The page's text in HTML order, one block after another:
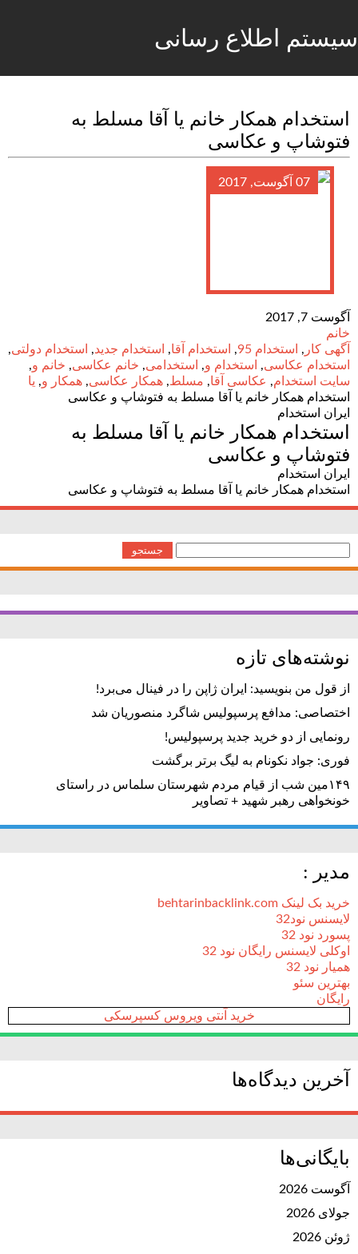
سیستم اطلاع رسانی
استخدام همکار خانم یا آقا مسلط به
فتوشاپ و عکاسی
07 آگوست, 2017
آگوست 7, 2017
خانم
آگهی کار , استخدام 95 , استخدام آقا, استخدام جدید, استخدام دولتی,
استخدام عکاسی, استخدام و, استخدامی, خانم عکاسی, خانم و,
سایت استخدام, عکاسی آقا, مسلط, همکار عکاسی, همکار و, یا
استخدام همکار خانم یا آقا مسلط به فتوشاپ و عکاسی
ایران استخدام
استخدام همکار خانم یا آقا مسلط به
فتوشاپ و عکاسی
ایران استخدام
استخدام همکار خانم یا آقا مسلط به فتوشاپ و عکاسی
برای:
نوشته‌های تازه
از قول من بنویسید: ایران ژاپن را در فینال می‌برد!
اختصاصی: مدافع پرسپولیس شاگرد منصوریان شد
رونمایی از دو خرید جدید پرسپولیس!
فوری: جواد نکونام به لیگ برتر برگشت
۱۴۹مین شب از قیام مردم شهرستان سلماس در راستای
خونخواهی رهبر شهید + تصاویر
مدیر :
خرید بک لینک behtarinbacklink.com
لایسنس نود32
پسورد نود 32
اوکلی لایسنس رایگان نود 32
همیار نود 32
بهترین سئو
رایگان
خرید آنتی ویروس کسپرسکی
آخرین دیدگاه‌ها
بایگانی‌ها
آگوست 2026
جولای 2026
ژوئن 2026